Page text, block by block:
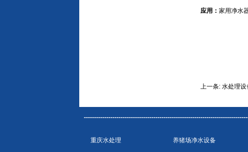
应用： 家用净水
上一条: 水处理设
重庆水处理 养猪场净水设备